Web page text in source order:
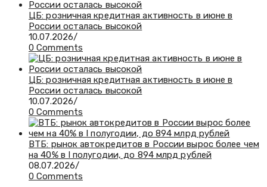
ЦБ: розничная кредитная активность в июне в
России осталась высокой
10.07.2026/
0 Comments
ЦБ: розничная кредитная активность в июне в
России осталась высокой
10.07.2026/
0 Comments
ВТБ: рынок автокредитов в России вырос более чем
на 40% в I полугодии, до 894 млрд рублей
08.07.2026/
0 Comments